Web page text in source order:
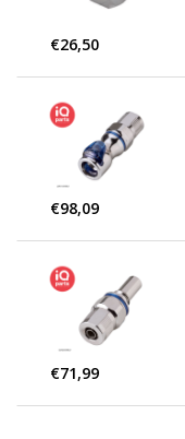
€26,50
€98,09
€71,99